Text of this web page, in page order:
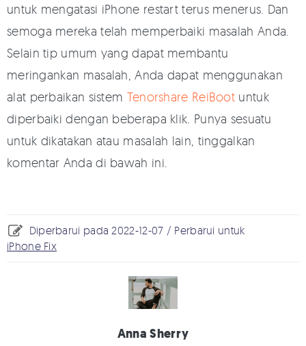
untuk mengatasi iPhone restart terus menerus. Dan
semoga mereka telah memperbaiki masalah Anda.
Selain tip umum yang dapat membantu
meringankan masalah, Anda dapat menggunakan
alat perbaikan sistem Tenorshare ReiBoot untuk
diperbaiki dengan beberapa klik. Punya sesuatu
untuk dikatakan atau masalah lain, tinggalkan
komentar Anda di bawah ini.
Diperbarui pada 2022-12-07 / Perbarui untuk
iPhone Fix
Anna Sherry